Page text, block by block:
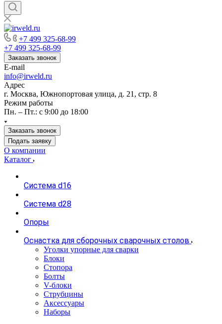
+7 499 325-68-99
+7 499 325-68-99
Заказать звонок
E-mail
info@irweld.ru
Адрес
г. Москва, Южнопортовая улица, д. 21, стр. 8
Режим работы
Пн. – Пт.: с 9:00 до 18:00
Заказать звонок
Подать заявку
О компании
Каталог
Система d16
Система d28
Опоры
Оснастка для сборочных сварочных столов
Уголки упорные для сварки
Блоки
Стопора
Болты
V-блоки
Струбцины
Аксессуары
Наборы